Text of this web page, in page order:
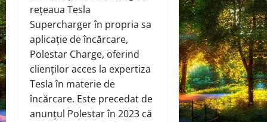
rețeaua Tesla
Supercharger în propria sa
aplicație de încărcare,
Polestar Charge, oferind
clienților acces la expertiza
Tesla în materie de
încărcare. Este precedat de
anunțul Polestar în 2023 că